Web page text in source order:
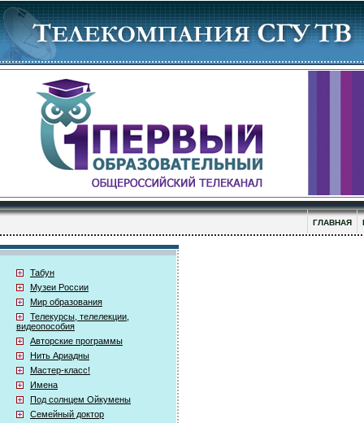
ГЛАВНАЯ
Табун
Музеи России
Мир образования
Телекурсы, телелекции,
видеопособия
Авторские программы
Нить Ариадны
Мастер-класс!
Имена
Под солнцем Ойкумены
Семейный доктор